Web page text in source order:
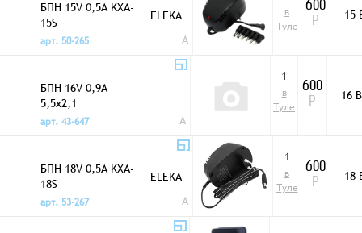
БПН 15V 0,5A KXA-
15S
ELEKA
арт. 50-265
A
в
Туле
600
Р
15
БПН 16V 0,9A
5,5x2,1
арт. 43-647
A
1
в
Туле
600
Р
16 В
БПН 18V 0,5A KXA-
18S
ELEKA
арт. 53-267
A
1
в
Туле
600
Р
18